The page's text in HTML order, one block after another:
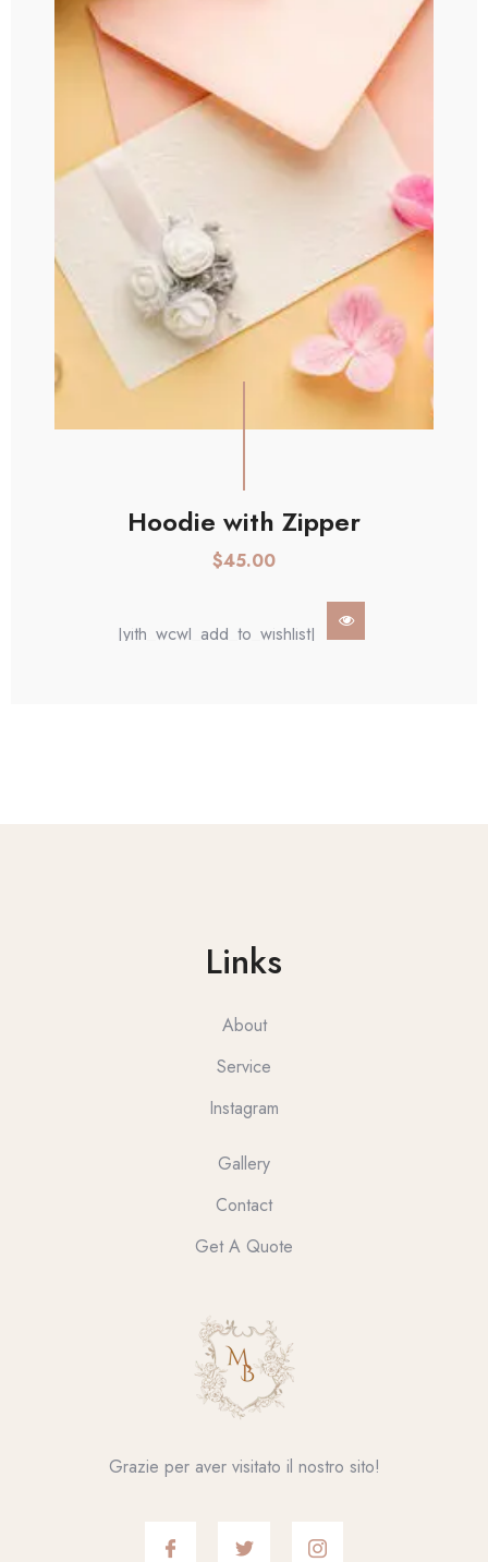
Hoodie with Zipper
$45.00
[yith_wcwl_add_to_wishlist]
Links
About
Service
Instagram
Gallery
Contact
Get A Quote
Grazie per aver visitato il nostro sito!